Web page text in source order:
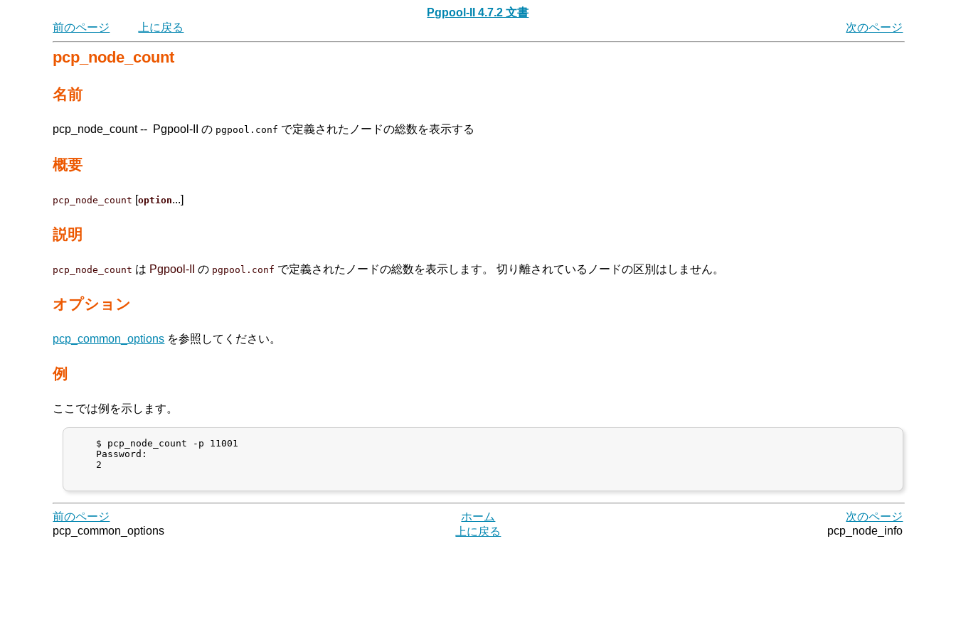
Pgpool-II 4.7.2 文書
前のページ
上に戻る 次のページ
pcp_node_count
名前
pcp_node_count -- Pgpool-II の pgpool.conf で定義されたノードの総数を表示する
概要
pcp_node_count [option...]
説明
pcp_node_count は Pgpool-II の pgpool.conf で定義されたノードの総数を表示します。 切り離されているノードの区別はしません。
オプション
pcp_common_options を参照してください。
例
ここでは例を示します。
    $ pcp_node_count -p 11001
    Password:
    2
前のページ ホーム
次のページ
pcp_common_options
上に戻る pcp_node_info